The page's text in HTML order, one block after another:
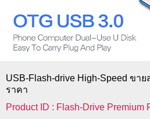
USB-Flash-drive High-Speed ขา
ราคา
Product ID : Flash-Drive Premium